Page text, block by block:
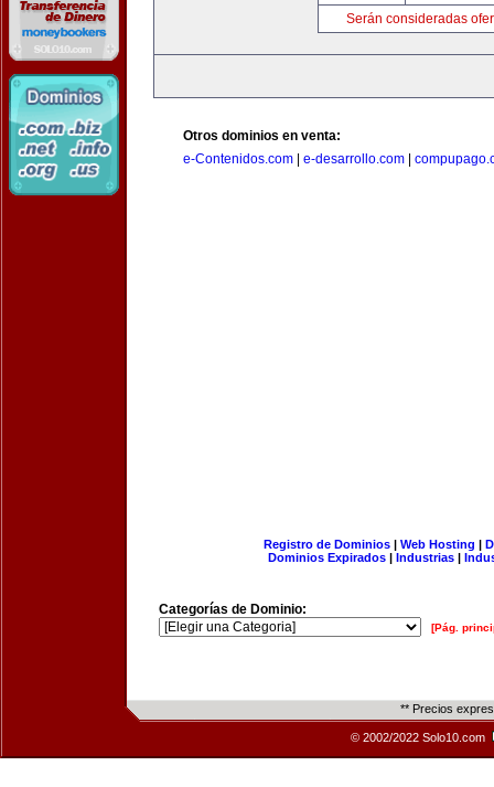
Serán consideradas
Otros dominios en venta:
e-Contenidos.com
e-desarrollo.com
Registro de Dominios| Web Hosting |
Dominios Expirados | Industrias |
Categorías de Dominio:
[Pág.
** Precios
© 2002/2022 Solo10.com